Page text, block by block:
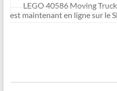
LEGO 40586 Moving
est maintenant en ligne sur le